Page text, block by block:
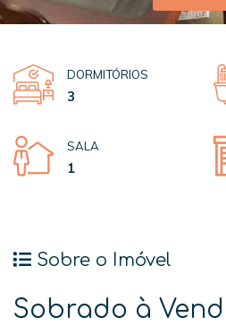
DORMITÓRIOS
3
SALA
1
Sobre o Imóvel
Sobrado à